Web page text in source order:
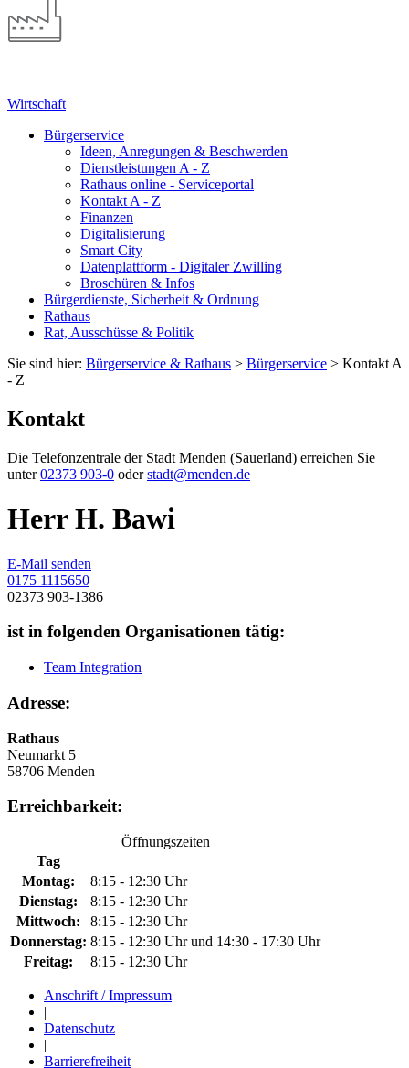
Wirtschaft
Bürgerservice
Ideen, Anregungen & Beschwerden
Dienstleistungen A - Z
Rathaus online - Serviceportal
Kontakt A - Z
Finanzen
Digitalisierung
Smart City
Datenplattform - Digitaler Zwilling
Broschüren & Infos
Bürgerdienste, Sicherheit & Ordnung
Rathaus
Rat, Ausschüsse & Politik
Sie sind hier: Bürgerservice & Rathaus > Bürgerservice > Kontakt A
- Z
Kontakt
Die Telefonzentrale der Stadt Menden (Sauerland) erreichen Sie
unter02373 903-0 oderstadt@menden.de
Herr H. Bawi
E-Mail senden
0175 1115650
02373 903-1386
ist in folgenden Organisationen tätig:
Team Integration
Adresse:
Rathaus
Neumarkt 5
58706 Menden
Erreichbarkeit:
Öffnungszeiten
Tag
Montag:
8:15 - 12:30 Uhr
Dienstag:
8:15 - 12:30 Uhr
Mittwoch:
8:15 - 12:30 Uhr
Donnerstag: 8:15 - 12:30 Uhr und 14:30 - 17:30 Uhr
Freitag:
8:15 - 12:30 Uhr
Anschrift / Impressum
|
Datenschutz
|
Barrierefreiheit